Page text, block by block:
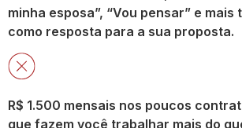
minha esposa”, “Vou pensar” e
como resposta para a sua proposta.
R$ 1.500 mensais nos poucos
que fazem você trabalhar mais do